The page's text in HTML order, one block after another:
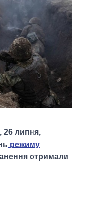
26 липня,
режиму
отримали